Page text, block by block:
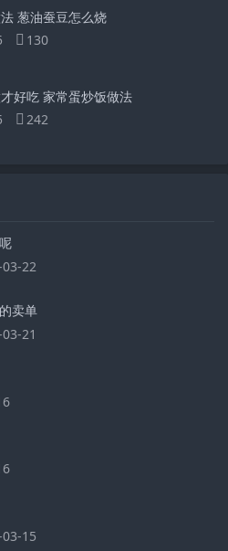
葱油蚕豆怎么烧
130
好吃 家常蛋炒饭做法
242
22
卖单
21
15